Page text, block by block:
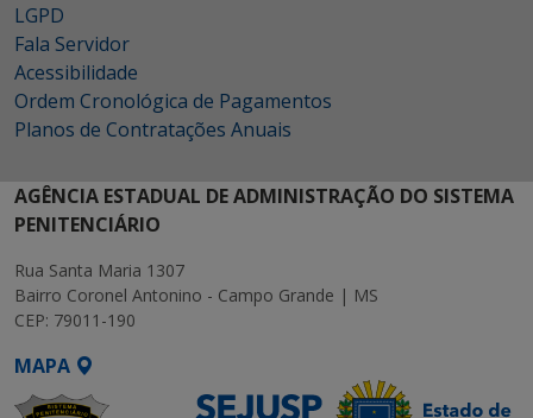
LGPD
Fala Servidor
Acessibilidade
Ordem Cronológica de Pagamentos
Planos de Contratações Anuais
AGÊNCIA ESTADUAL DE ADMINISTRAÇÃO DO SISTEMA
PENITENCIÁRIO
Rua Santa Maria 1307
Bairro Coronel Antonino - Campo Grande | MS
CEP: 79011-190
MAPA